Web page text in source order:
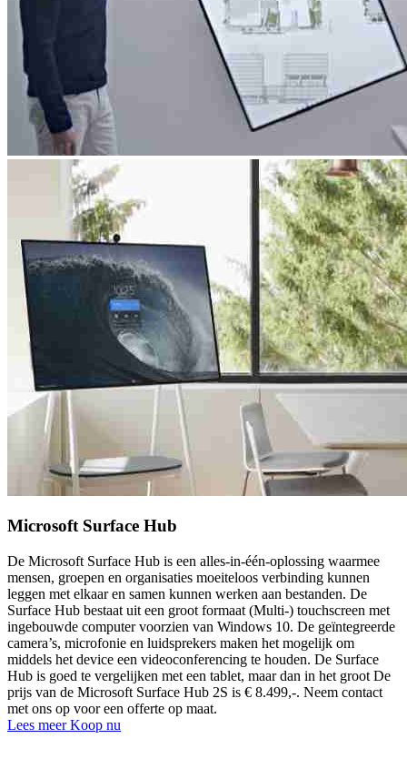
Microsoft Surface Hub
De Microsoft Surface Hub is een alles-in-één-oplossing waarmee
mensen, groepen en organisaties moeiteloos verbinding kunnen
leggen met elkaar en samen kunnen werken aan bestanden. De
Surface Hub bestaat uit een groot formaat (Multi-) touchscreen met
ingebouwde computer voorzien van Windows 10. De geïntegreerde
camera’s, microfonie en luidsprekers maken het mogelijk om
middels het device een videoconferencing te houden. De Surface
Hub is goed te vergelijken met een tablet, maar dan in het groot De
prijs van de Microsoft Surface Hub 2S is € 8.499,-. Neem contact
met ons op voor een offerte op maat.
Lees meerKoop nu
Videoconferencing
ruimte